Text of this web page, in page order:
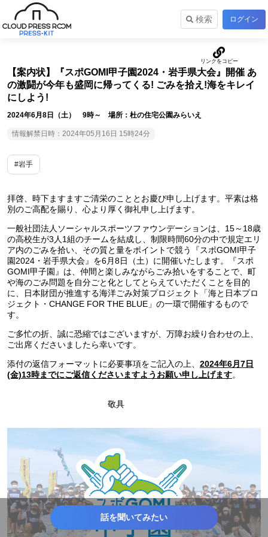
検索 ログイン
【案内状】『スポGOMI甲子園2024・岩手県大会』開催 あ
の激闘が今年も盛岡に帰ってくる! ごみを拾え!海をキレイ
にしよう!
2024年6月8日（土） 9時～ 場所：杜の住宅公園みらいえ
情報解禁日時：2024年05月16日 15時24分
#岩手
拝啓、時下ますますご清栄のこととお慶び申し上げます。平素は格
別のご高配を賜り、心より厚く御礼申し上げます。
一般社団法人ソーシャルスポーツファウンデーションは、15～18歳
の高校生が3人1組のチームを結成し、制限時間60分の中で規定エリ
ア内のごみを拾い、その質と量をポイントで競う『スポGOMI甲子
園2024・岩手県大会』を6月8日（土）に開催いたします。『スポ
GOMI甲子園』は、仲間と楽しみながらごみ拾いをすることで、町
や海のごみ問題を自分ごと化としてとらえていただくことを目的
に、日本財団が推進する海洋ごみ対策プロジェクト「海と日本プロ
ジェクト・CHANGE FOR THE BLUE」の一環で開催するもので
す。
ご多忙の折、誠に恐縮ではございますが、万障お繰り合わせの上、
ご出席くださいましたら幸いです。
添付の返信フォーマットに必要事項をご記入の上、 2024年6月7日
(金)13時までにご返信くださいますようお願い申し上げます。
敬具
話を聞いてみたい